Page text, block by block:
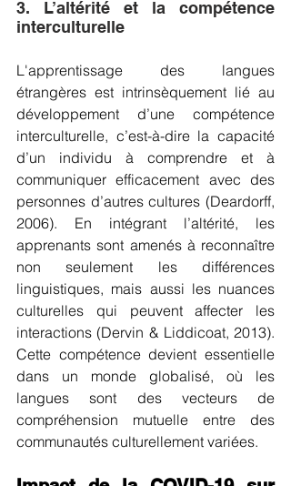
3. L’altérité et la compétence
interculturelle
L'apprentissage des langues
étrangères est intrinsèquement lié au
développement d’une compétence
interculturelle, c’est-à-dire la capacité
d’un individu à comprendre et à
communiquer efficacement avec des
personnes d’autres cultures (Deardorff,
2006). En intégrant l’altérité, les
apprenants sont amenés à reconnaître
non seulement les différences
linguistiques, mais aussi les nuances
culturelles qui peuvent affecter les
interactions (Dervin & Liddicoat, 2013).
Cette compétence devient essentielle
dans un monde globalisé, où les
langues sont des vecteurs de
compréhension mutuelle entre des
communautés culturellement variées.